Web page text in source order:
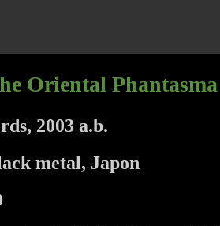
Oriental Phantasma
2003 a.b.
metal, Japon